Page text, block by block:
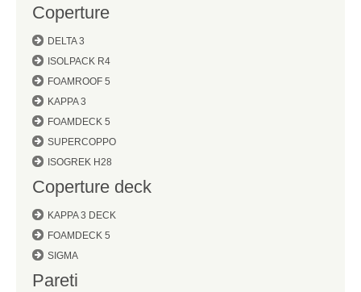
Coperture
DELTA 3
ISOLPACK R4
FOAMROOF 5
KAPPA 3
FOAMDECK 5
SUPERCOPPO
ISOGREK H28
Coperture deck
KAPPA 3 DECK
FOAMDECK 5
SIGMA
Pareti